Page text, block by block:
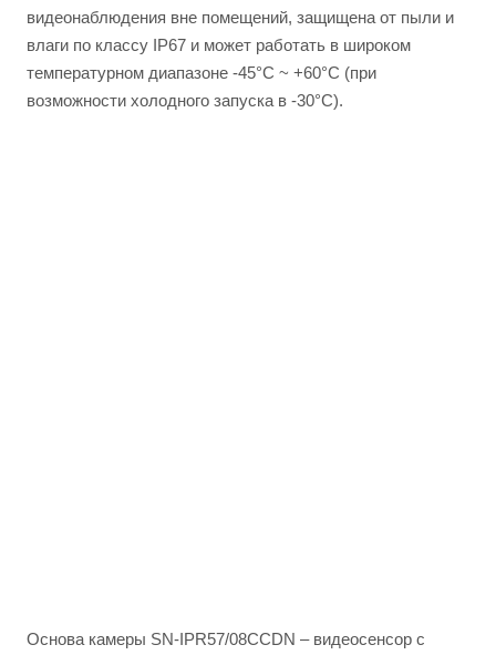
видеонаблюдения вне помещений, защищена от пыли и
влаги по классу IP67 и может работать в широком
температурном диапазоне -45°C ~ +60°C (при
возможности холодного запуска в -30°C).
Основа камеры SN-IPR57/08CCDN – видеосенсор с